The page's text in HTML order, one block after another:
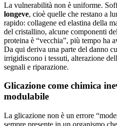
La vulnerabilità non è uniforme.
longeve, cioè quelle che restano a
rapido: collagene ed elastina della
del cristallino, alcune componenti
proteina è “vecchia”, più tempo ha
Da qui deriva una parte del danno
irrigidiscono i tessuti, alterazione
segnali e riparazione.
Glicazione come chimica
modulabile
La glicazione non è un errore
sempre presente in un organismo